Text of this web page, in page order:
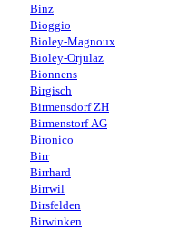
Binz
Bioggio
Bioley-Magnoux
Bioley-Orjulaz
Bionnens
Birgisch
Birmensdorf ZH
Birmenstorf AG
Bironico
Birr
Birrhard
Birrwil
Birsfelden
Birwinken